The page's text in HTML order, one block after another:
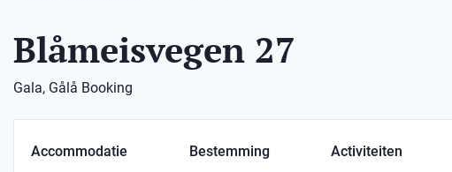
Blåmeisvegen 27
Gala, Gålå Booking
Accommodatie Bestemming Activiteiten